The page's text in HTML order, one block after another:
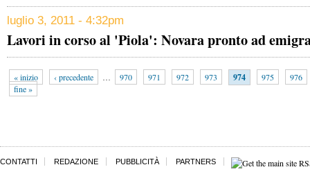
luglio 3, 2011 - 4:32pm
Lavori in corso al 'Piola': Novara pronto ad
« inizio ‹ precedente … 970 971 972 973 974 975
976
fine »
CONTATTI REDAZIONE PUBBLICITÀ PARTNERS